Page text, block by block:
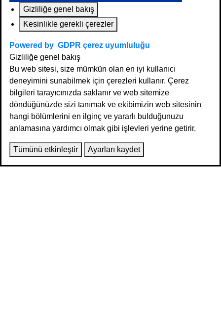
Gizliliğe genel bakış
Kesinlikle gerekli çerezler
Powered by GDPR çerez uyumluluğu
Gizliliğe genel bakış
Bu web sitesi, size mümkün olan en iyi kullanıcı
deneyimini sunabilmek için çerezleri kullanır. Çerez
bilgileri tarayıcınızda saklanır ve web sitemize
döndüğünüzde sizi tanımak ve ekibimizin web sitesinin
hangi bölümlerini en ilginç ve yararlı bulduğunuzu
anlamasına yardımcı olmak gibi işlevleri yerine getirir.
Tümünü etkinleştir Ayarları kaydet